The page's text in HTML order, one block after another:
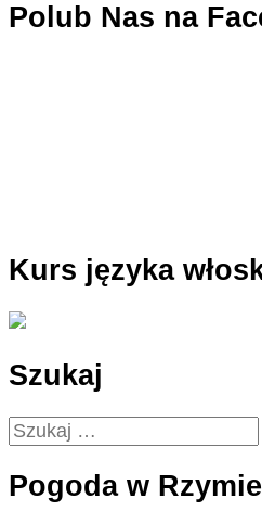
Polub Nas na
Kurs języka
Szukaj
Szukaj:
Pogoda w Rzymie